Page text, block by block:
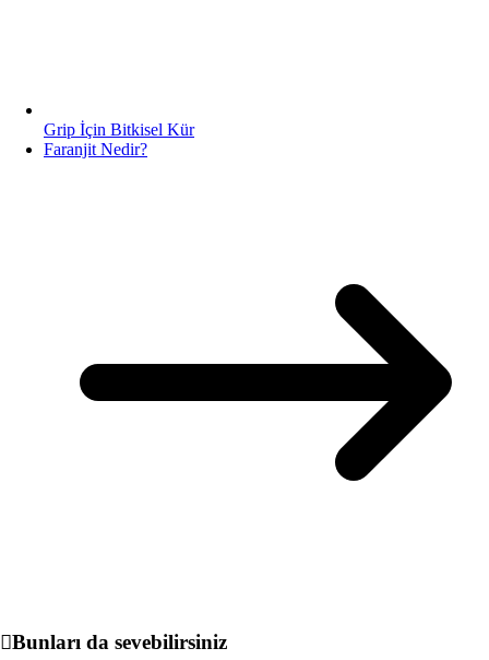
Grip İçin Bitkisel Kür
Faranjit Nedir?
Bunları da sevebilirsiniz